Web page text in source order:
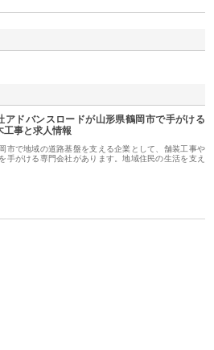
アドバンスロードが山形県鶴岡市で手がける
工事と求人情報
市で地域の道路基盤を支える企業として、舗装工事や
手がける専門会社があります。地域住民の生活を支え